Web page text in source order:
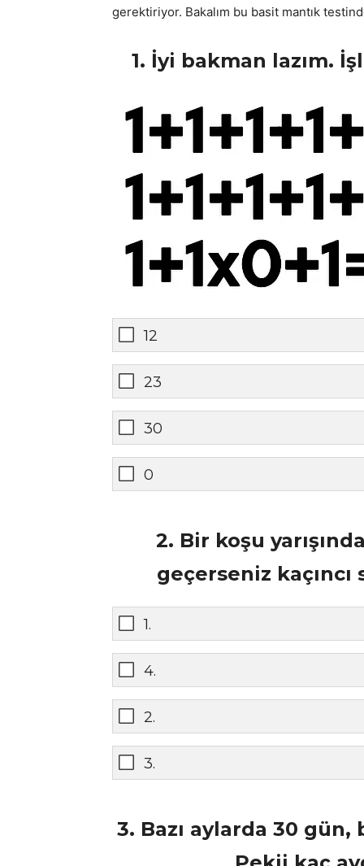
gerektiriyor. Bakalım bu basit mantık
1. İyi bakman lazım.
12
23
30
0
2. Bir koşu
geçerseniz kaçıncı
1.
4.
2.
3.
3. Bazı aylarda 30 gün,